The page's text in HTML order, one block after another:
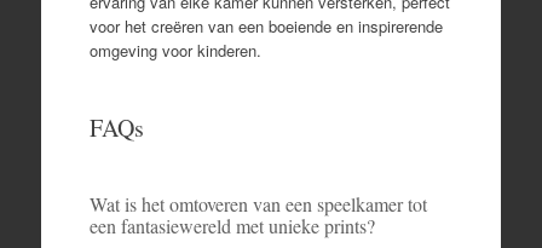
voor het creëren van een boeiende en inspirerende
omgeving voor kinderen.
FAQs
Wat is het omtoveren van een speelkamer tot
een fantasiewereld met unieke prints?